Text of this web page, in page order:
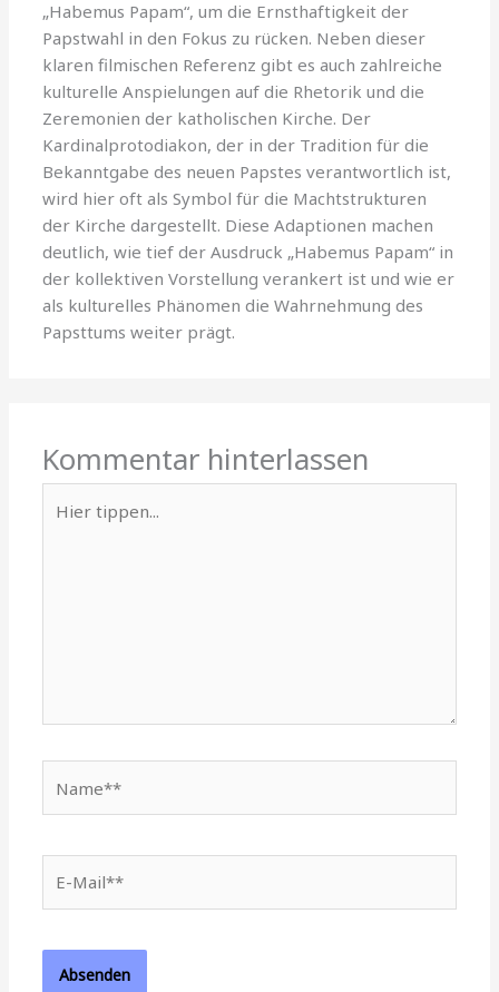
„Habemus Papam“, um die Ernsthaftigkeit der
Papstwahl in den Fokus zu rücken. Neben dieser
klaren filmischen Referenz gibt es auch zahlreiche
kulturelle Anspielungen auf die Rhetorik und die
Zeremonien der katholischen Kirche. Der
Kardinalprotodiakon, der in der Tradition für die
Bekanntgabe des neuen Papstes verantwortlich ist,
wird hier oft als Symbol für die Machtstrukturen
der Kirche dargestellt. Diese Adaptionen machen
deutlich, wie tief der Ausdruck „Habemus Papam“ in
der kollektiven Vorstellung verankert ist und wie er
als kulturelles Phänomen die Wahrnehmung des
Papsttums weiter prägt.
Kommentar hinterlassen
tippen...
Mail**